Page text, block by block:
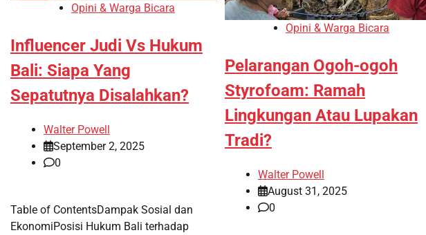
Opini & Warga Bicara
Influencer Judi Vs Hukum
Bali: Siapa Yang
Sepatutnya Disalahkan?
Walter Powell
September 2, 2025
0
Table of ContentsDampak Sosial dan
EkonomiPosisi Hukum Bali terhadap
Opini & Warga Bicara
Pelarangan Ogoh-ogoh
Styrofoam: Ramah
Lingkungan Atau Lupakan
Tradi?
Walter Powell
August 31, 2025
0